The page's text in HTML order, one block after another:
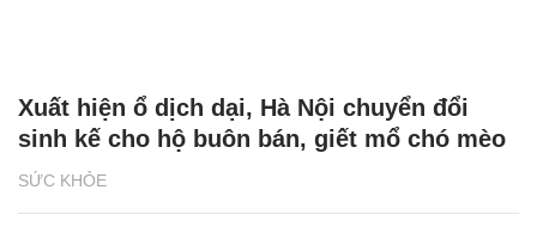
SỨC KHỎE
Xuất hiện ổ dịch dại, Hà Nội chuyển đổi
sinh kế cho hộ buôn bán, giết mổ chó mèo